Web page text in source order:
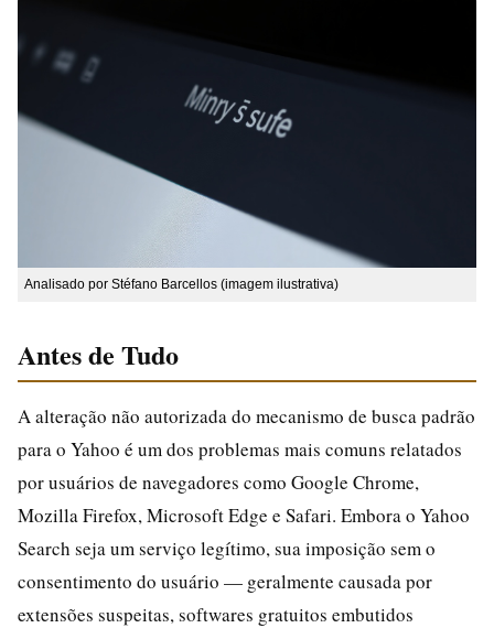
Analisado por Stéfano Barcellos (imagem ilustrativa)
Antes de Tudo
A alteração não autorizada do mecanismo de busca padrão
para o Yahoo é um dos problemas mais comuns relatados
por usuários de navegadores como Google Chrome,
Mozilla Firefox, Microsoft Edge e Safari. Embora o Yahoo
Search seja um serviço legítimo, sua imposição sem o
consentimento do usuário — geralmente causada por
extensões suspeitas, softwares gratuitos embutidos